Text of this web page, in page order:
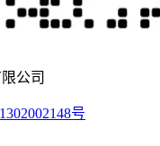
公司
号